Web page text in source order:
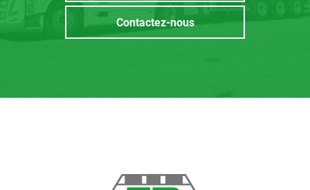
Contactez-nous